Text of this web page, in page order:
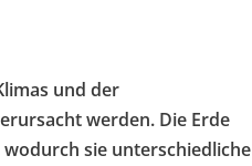
und der
werden. Die Erde
sie unterschiedliche